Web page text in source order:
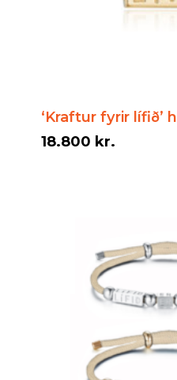
‘Kraftur fyrir lífið’
18.800 kr.